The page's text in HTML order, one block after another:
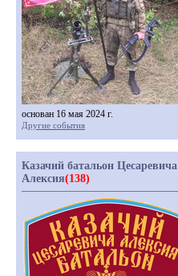
основан 16 мая 2024 г.
Другие события
Казачий батальон Цесаревича
Алексия(138)